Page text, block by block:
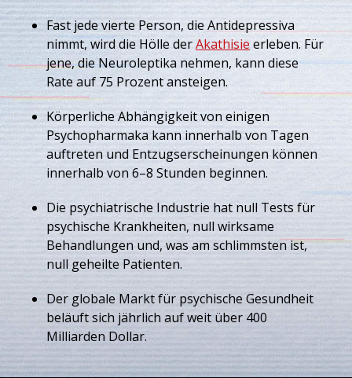
Fast jede vierte Person, die Antidepressiva
nimmt, wird die Hölle derAkathisie erleben. Für
jene, die Neuroleptika nehmen, kann diese
Rate auf 75 Prozent ansteigen.
Körperliche Abhängigkeit von einigen
Psychopharmaka kann innerhalb von Tagen
auftreten und Entzugserscheinungen können
innerhalb von 6–8 Stunden beginnen.
Die psychiatrische Industrie hat null Tests für
psychische Krankheiten, null wirksame
Behandlungen und, was am schlimmsten ist,
null geheilte Patienten.
Der globale Markt für psychische Gesundheit
beläuft sich jährlich auf weit über 400
Milliarden Dollar.